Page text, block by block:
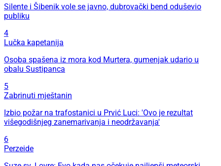
Silente i Šibenik vole se javno, dubrovački bend oduševio
publiku
4
Lučka kapetanija
Osoba spašena iz mora kod Murtera, gumenjak udario u
obalu Sustipanca
5
Zabrinuti mještanin
Izbio požar na trafostanici u Prvić Luci: 'Ovo je rezultat
višegodišnjeg zanemarivanja i neodržavanja'
6
Perzeide